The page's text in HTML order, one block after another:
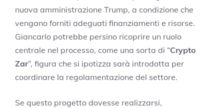
nuova amministrazione Trump, a condizione che
vengano forniti adeguati finanziamenti e risorse.
Giancarlo potrebbe persino ricoprire un ruolo
centrale nel processo, come una sorta di “Crypto
Zar”, figura che si ipotizza sarà introdotta per
coordinare la regolamentazione del settore.
Se questo progetto dovesse realizzarsi,